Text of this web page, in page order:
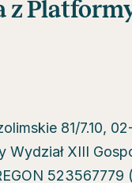
81/7.10,
XIII